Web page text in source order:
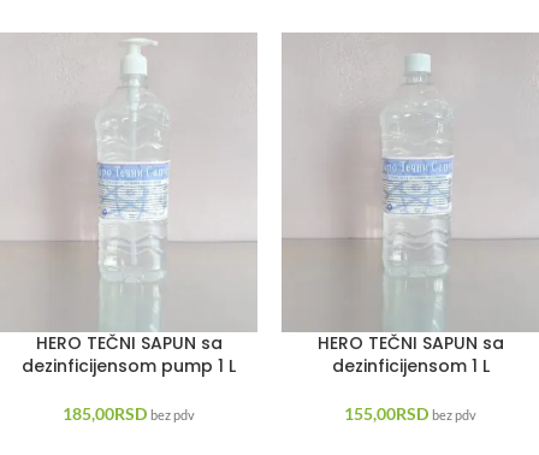
HERO TEČNI SAPUN sa
dezinficijensom pump 1 L
185,00RSD bez pdv
HERO TEČNI SAPUN sa
dezinficijensom 1 L
155,00RSD bez pdv